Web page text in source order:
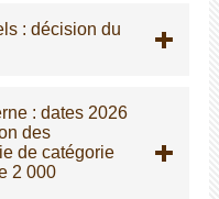
: décision du
: dates 2026
des
de catégorie
2 000